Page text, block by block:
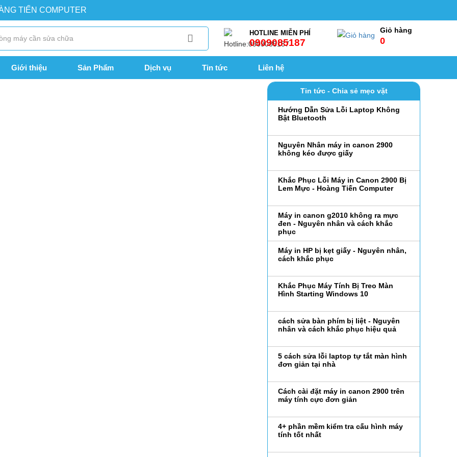
TIẾN COMPUTER
Giỏ hàng
0
HOTLINE MIỄN PHÍ
0909085187
Giới thiệu Sản Phẩm Dịch vụ Tin tức Liên hệ
Tin tức - Chia sẻ mẹo vặt
Hướng Dẫn Sửa Lỗi Laptop Không
Bật Bluetooth
Nguyên Nhân máy in canon 2900
không kéo được giấy
Khắc Phục Lỗi Máy in Canon 2900 Bị
Lem Mực - Hoàng Tiến Computer
Máy in canon g2010 không ra mực
đen - Nguyên nhân và cách khắc
phục
Máy in HP bị kẹt giấy - Nguyên nhân,
cách khắc phục
Khắc Phục Máy Tính Bị Treo Màn
Hình Starting Windows 10
cách sửa bàn phím bị liệt - Nguyên
nhân và cách khắc phục hiệu quả
5 cách sửa lỗi laptop tự tắt màn hình
đơn giản tại nhà
Cách cài đặt máy in canon 2900 trên
máy tính cực đơn giản
4+ phần mềm kiểm tra cấu hình máy
tính tốt nhất